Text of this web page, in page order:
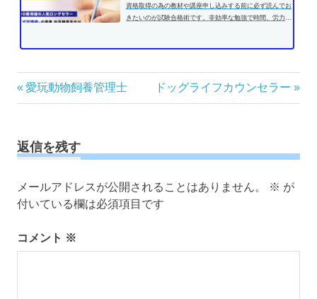
資格取得の為の教材や講座申し込みする前に必ず読んでお
きたいのが試験合格術です。非効率な勉強で時間、労力を
投
稿
ビ
ゲ
ー
シ
ン
前
の
事:
愛玩動物飼養管理士
次
の
ドッグライフカウンセラー
返信を残す
メールアドレスが公開されることはありません。 ※ が
付いている欄は必須項目です
コメント ※